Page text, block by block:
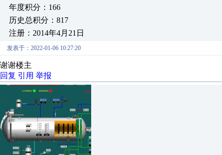
年度积分：166
历史总积分：817
注册：2014年4月21日
发表于：2022-01-06 10:27:20
谢谢楼主
回复 引用 举报